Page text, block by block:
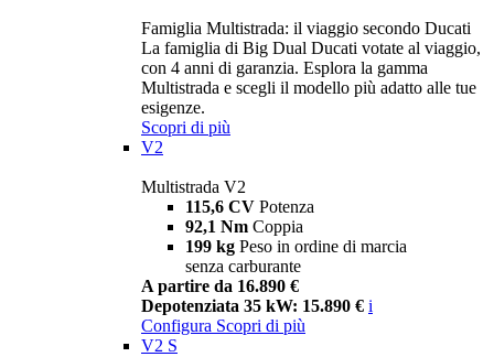
Famiglia Multistrada: il viaggio secondo Ducati
La famiglia di Big Dual Ducati votate al viaggio,
con 4 anni di garanzia. Esplora la gamma
Multistrada e scegli il modello più adatto alle tue
esigenze.
Scopri di più
V2
Multistrada V2
115,6 CV Potenza
92,1 Nm Coppia
199 kg Peso in ordine di marcia
senza carburante
A partire da 16.890 €
Depotenziata 35 kW: 15.890 € i
Configura Scopri di più
V2 S